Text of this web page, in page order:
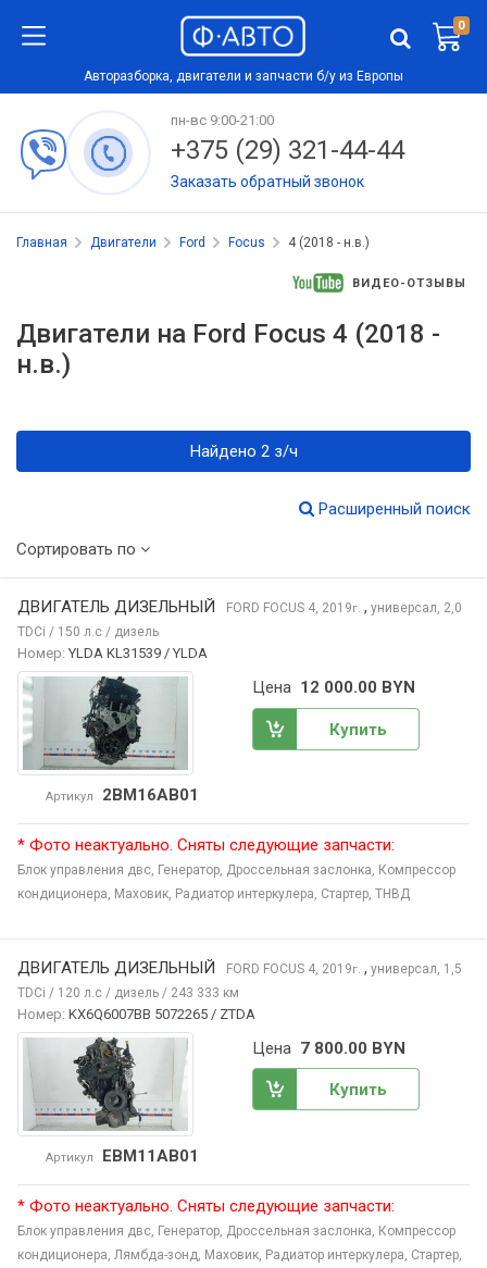
0
Авторазборка, двигатели и запчасти б/у из Европы
пн-вс 9:00-21:00
+375 (29) 321-44-44
Заказать обратный звонок
Главная Двигатели Ford Focus 4 (2018 - н.в.)
ВИДЕО-ОТЗЫВЫ
Двигатели на Ford Focus 4 (2018 -
н.в.)
Найдено 2 з/ч
Расширенный поиск
Сортировать по
ДВИГАТЕЛЬ ДИЗЕЛЬНЫЙ FORD FOCUS 4, 2019г. , универсал, 2,0
TDCi / 150 л.с / дизель
Номер: YLDA KL31539 / YLDA
Артикул 2BM16AB01
Цена 12 000.00 BYN
Купить
* Фото неактуально. Сняты следующие запчасти:
Блок управления двс, Генератор, Дроссельная заслонка, Компрессор
кондиционера, Маховик, Радиатор интеркулера, Стартер, ТНВД
ДВИГАТЕЛЬ ДИЗЕЛЬНЫЙ FORD FOCUS 4, 2019г. , универсал, 1,5
TDCi / 120 л.с / дизель / 243 333 км
Номер: KX6Q6007BB 5072265 / ZTDA
Артикул EBM11AB01
Цена 7 800.00 BYN
Купить
* Фото неактуально. Сняты следующие запчасти:
Блок управления двс, Генератор, Дроссельная заслонка, Компрессор
кондиционера, Лямбда-зонд, Маховик, Радиатор интеркулера, Стартер,